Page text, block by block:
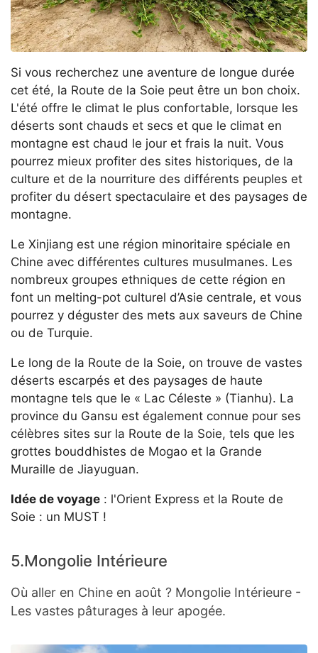
Si vous recherchez une aventure de longue durée
cet été, la Route de la Soie peut être un bon choix.
L'été offre le climat le plus confortable, lorsque les
déserts sont chauds et secs et que le climat en
montagne est chaud le jour et frais la nuit. Vous
pourrez mieux profiter des sites historiques, de la
culture et de la nourriture des différents peuples et
profiter du désert spectaculaire et des paysages de
montagne.
Le Xinjiang est une région minoritaire spéciale en
Chine avec différentes cultures musulmanes. Les
nombreux groupes ethniques de cette région en
font un melting-pot culturel d’Asie centrale, et vous
pourrez y déguster des mets aux saveurs de Chine
ou de Turquie.
Le long de la Route de la Soie, on trouve de vastes
déserts escarpés et des paysages de haute
montagne tels que le « Lac Céleste » (Tianhu). La
province du Gansu est également connue pour ses
célèbres sites sur la Route de la Soie, tels que les
grottes bouddhistes de Mogao et la Grande
Muraille de Jiayuguan.
Idée de voyage : l'Orient Express et la Route de
Soie : un MUST !
5.Mongolie Intérieure
Où aller en Chine en août ? Mongolie Intérieure -
Les vastes pâturages à leur apogée.